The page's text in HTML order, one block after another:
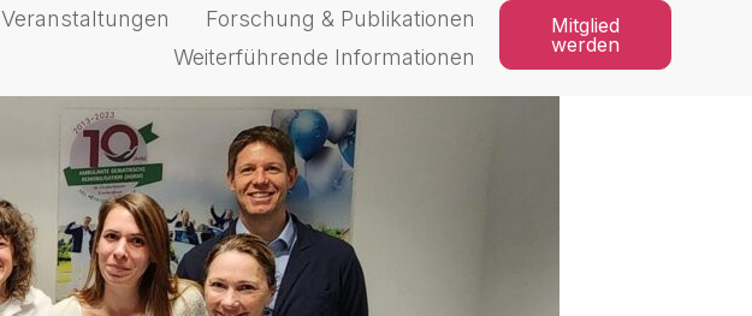
Veranstaltungen
Forschung & Publikationen
Weiterführende Informationen
Mitglied
werden